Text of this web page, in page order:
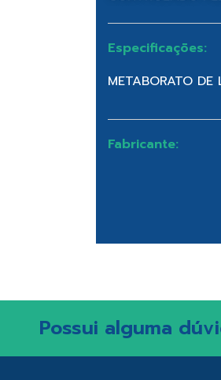
Especificações:
METABORATO
Fabricante:
Possui alguma